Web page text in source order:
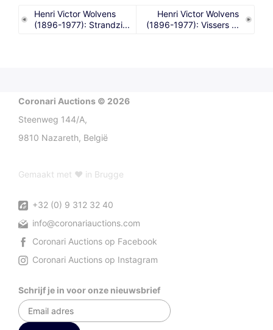
Henri Victor Wolvens
(1896-1977): Strandzi...
Henri Victor Wolvens
(1896-1977): Vissers ...
Coronari Auctions © 2026
Steenweg 144/A,
9810 Nazareth, België
Gemaakt met ♥ in Brugge
+32 (0) 9 312 32 40
info@coronariauctions.com
Coronari Auctions op Facebook
Coronari Auctions op Instagram
Schrijf je in voor onze nieuwsbrief